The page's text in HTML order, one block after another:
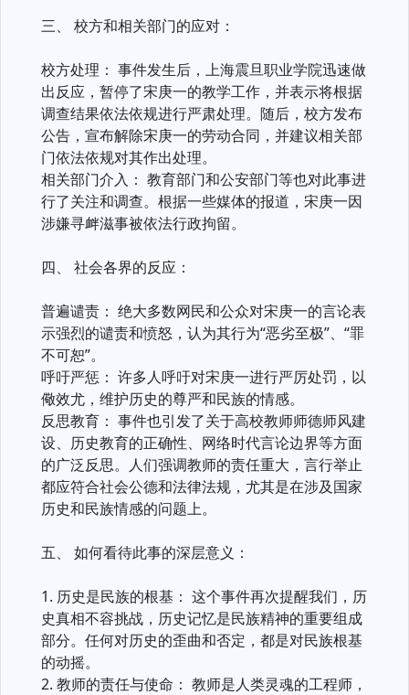
三、 校方和相关部门的应对：
校方处理： 事件发生后，上海震旦职业学院迅速做
出反应，暂停了宋庚一的教学工作，并表示将根据
调查结果依法依规进行严肃处理。随后，校方发布
公告，宣布解除宋庚一的劳动合同，并建议相关部
门依法依规对其作出处理。
相关部门介入： 教育部门和公安部门等也对此事进
行了关注和调查。根据一些媒体的报道，宋庚一因
涉嫌寻衅滋事被依法行政拘留。
四、 社会各界的反应：
普遍谴责： 绝大多数网民和公众对宋庚一的言论表
示强烈的谴责和愤怒，认为其行为“恶劣至极”、“罪
不可恕”。
呼吁严惩： 许多人呼吁对宋庚一进行严厉处罚，以
儆效尤，维护历史的尊严和民族的情感。
反思教育： 事件也引发了关于高校教师师德师风建
设、历史教育的正确性、网络时代言论边界等方面
的广泛反思。人们强调教师的责任重大，言行举止
都应符合社会公德和法律法规，尤其是在涉及国家
历史和民族情感的问题上。
五、 如何看待此事的深层意义：
1. 历史是民族的根基： 这个事件再次提醒我们，历
史真相不容挑战，历史记忆是民族精神的重要组成
部分。任何对历史的歪曲和否定，都是对民族根基
的动摇。
2. 教师的责任与使命： 教师是人类灵魂的工程师，